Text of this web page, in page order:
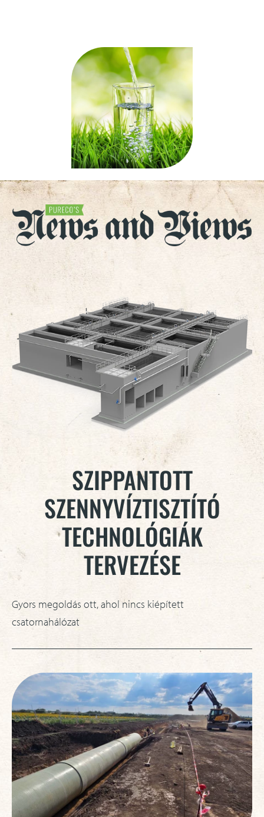
SZIPPANTOTT
SZENNYVÍZTISZTÍTÓ
TECHNOLÓGIÁK
TERVEZÉSE
Gyors megoldás ott, ahol nincs kiépített
csatornahálózat